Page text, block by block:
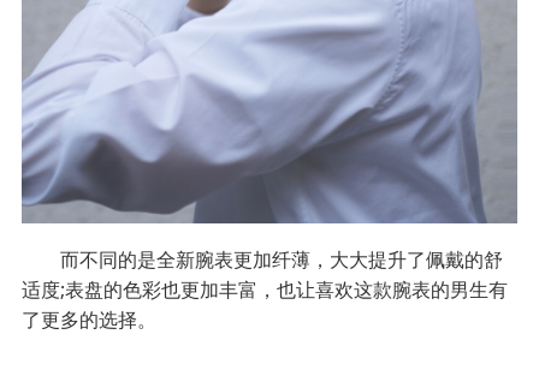
而不同的是全新腕表更加纤薄，大大提升了佩戴的舒
适度;表盘的色彩也更加丰富，也让喜欢这款腕表的男生有
了更多的选择。